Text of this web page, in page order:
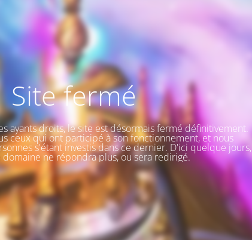
Site fermé
ayants droits, le site est désormais fermé définitivement.
ceux qui ont participé à son fonctionnement, et nous
s'étant investis dans ce dernier. D'ici quelque jours,
ne répondra plus, ou sera redirigé.